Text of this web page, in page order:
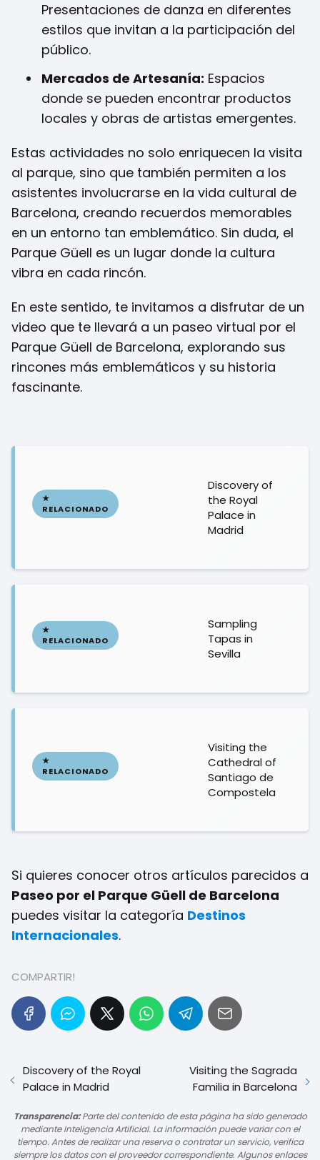
Presentaciones de danza en diferentes
estilos que invitan a la participación del
público.
Mercados de Artesanía: Espacios
donde se pueden encontrar productos
locales y obras de artistas emergentes.
Estas actividades no solo enriquecen la visita
al parque, sino que también permiten a los
asistentes involucrarse en la vida cultural de
Barcelona, creando recuerdos memorables
en un entorno tan emblemático. Sin duda, el
Parque Güell es un lugar donde la cultura
vibra en cada rincón.
En este sentido, te invitamos a disfrutar de un
video que te llevará a un paseo virtual por el
Parque Güell de Barcelona, explorando sus
rincones más emblemáticos y su historia
fascinante.
Discovery of
the Royal
Palace in
Madrid
Sampling
Tapas in
Sevilla
Visiting the
Cathedral of
Santiago de
Compostela
Si quieres conocer otros artículos parecidos a
Paseo por el Parque Güell de Barcelona
puedes visitar la categoría Destinos
Internacionales.
COMPARTIR!
Discovery of the Royal
Palace in Madrid
Visiting the Sagrada
Familia in Barcelona
Transparencia:Parte del contenido de esta página ha sido generado
mediante Inteligencia Artificial. La información puede variar con el
tiempo. Antes de realizar una reserva o contratar un servicio, verifica
siempre los datos con el proveedor correspondiente. Algunos enlaces